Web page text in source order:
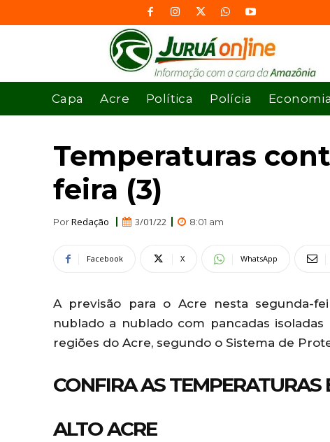
Capa Acre Política Polícia Economia
Temperaturas
feira (3)
PorRedação 3/01/22 8:01 am
Facebook X WhatsApp
A previsão para o Acre nesta segunda-
nublado a nublado com pancadas
regiões do Acre, segundo o Sistema de
CONFIRA AS TEMPERATURAS
ALTO ACRE